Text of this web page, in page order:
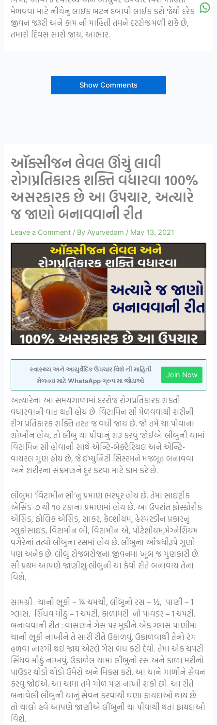
મેળવવા માટે નીચેનું લાઇક બટન દબાવી લાઈક કરો જેથી દરેક
જીવન જરૂરી અને કામ ની માહિતી તમને દરરોજ મળી શકે છે,
તમારો દિવસ સારો જાય, આભાર.
Show Comments
ઑક્સીજન લેવલ ઊંચું લાવી
રોગપ્રતિકારક શક્તિ વધારવા 100%
અસરકારક છે આ ઉપચાર, અત્યારે
જ જાણો બનાવવાની રીત
Leave a Comment / ByAyurvedam / May 13, 2021
સ્વાસ્થ્ય અને આયુર્વેદિક ઉપચાર વિશે ની માહિતી
મેળવવા માટે WhatsApp ગ્રુપ મા જોડાઓ
Join Now
અત્યારેના આ સમયગાળામાં દરરોજ રોગપ્રતિકારક શકતી
વધારવાની વાત થતી હોય છે. વિટામિન સી મેળવવાથી શરીની
રીગ પ્રતિકારક શક્તિ તરત જ વધી જાય છે. જો તમે ચા પીવાના
શોખીન હોય, તો લીંબુ ચા પીવાનું શરૂ કરવું જોઈએ. લીંબુની ચામાં
વિટામિન સી હોવાની સાથે એન્ટિ-બેક્ટેરિયલ અને એન્ટિ-
વાયરલ ગુણ હોય છે, જે ઈમ્યુનિટી સિસ્ટમને મજબૂત બનાવવા
અને શરીરના સંક્રમણને દૂર કરવા માટે કામ કરે છે.
લીંબુમાં ‘વિટામીન સી’નું પ્રમાણ ભરપૂર હોય છે. તેમાં સાઇટ્રીક
એસિડ-૭ થી ૧૦ ટકાના પ્રમાણમાં હોય છે. આ ઉપરાંત ફોસ્ફોરીક
એસિડ, ફોલિક એસિડ, સાકર, કેલ્શીયમ, હેસ્પરડીન પ્રકારનું
ગ્લુકોસાઇડ, વિટામીન બી, વિટામીન એ, પોટેશીયમ,મેગ્નેશિયમ
વગેરેનાં તત્વો લીંબુના રસમાં હોય છે. લીંબુના ઔષધીરૂપે ગુણો
પણ અનેક છે. લીંબુ રોજબરોજના જીવનમાં ખૂબ જ ગુણકારી છે.
સૌ પ્રથમ આપણે જાણીશું લીંબુની ચા કેવી રીતે બનાવાય તેના
વિશે.
સામગ્રી : ચાની ભૂકી – ¼ ચમચી, લીંબુનો રસ – ½, પાણી – 1
ગ્લાસ, સિંધવ મીઠું – 1 ચપટી, કાળામરી નો પાવડર – 1 ચપટી.
બનાવવાની રીત : વાસણને ગેસ પર મુકીને એક ગ્લાસ પાણીમાં
ચાની ભૂકી નાખીને તે સારી રીતે ઉકાળવું. ઉકાળવાથી તેનો રંગ
હળવા નારંગી થઈ જાય એટલે ગેસ બંધ કરી દેવો. તેમાં એક ચપટી
સિંધવ મીઠું નાંખવું. ઉકાળેલ ચામાં લીંબુનો રસ અને કાળા મરીનો
પાઉડર થોડો થોડો ઉમેરો અને મિક્સ કરો. આ ચાને ગાળીને સેવન
કરવું જોઈએ. આ ચામાં તમે ગોળ પણ નાખી શકો છો. આ રીતે
બનાવેલી લીંબુની ચાનું સેવન કરવાથી ઘણા ફાયદાઓ થાય છે.
તો ચાલો હવે આપણે જાણીએ લીંબુની ચા પીવાથી થતાં ફાયદાઓ
વિશે.